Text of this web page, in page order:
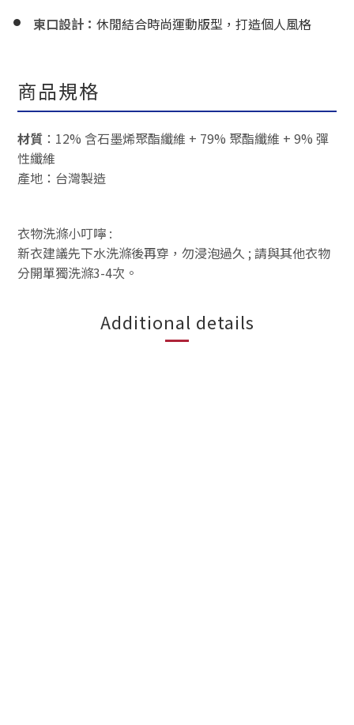
束口設計： 休閒結合時尚運動版型，打造個人風格
商品規格
材質 ： 12% 含石墨烯聚酯纖維 + 79% 聚酯纖維 + 9% 彈
性纖維
產地：台灣製造
衣物洗滌小叮嚀 :
新衣建議先下水洗滌後再穿，勿浸泡過久 ; 請與其他衣物
分開單獨洗滌3-4次。
Additional details